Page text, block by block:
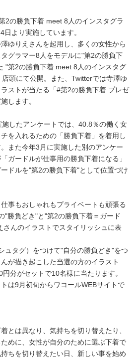
ペーン
2の勝負下着 meet 8人のインスタグラ
より実施しています。
ゆりえさんを起用し、多くの女性から
グラマー8人をモデルに"第2の勝負下
"第2の勝負下着 meet 8人のインスタグ
頭にて公開。また、Twitterでは寺澤ゆ
ストが当たる「#第2の勝負下着 プレゼ
します。
したアンケートでは、40.8％の働く女
を入れるための「勝負下着」を着用し
また今年3月に実施した別のアンケー
ガードルが仕事用の勝負下着になる」
ドルを"第2の勝負下着"として位置づけ
事もおしゃれもプライベートも頑張る
"勝負どき"と"第2の勝負下着＝ガード
さんのイラストでスタイリッシュに表
ュタグ）をつけて"自分の勝負どき"をつ
が描き起こした当選の方のイラスト
分がセットで10名様に当たります。
は9月初旬からワコールWEBサイトで
とは異なり、気持ちを切り替えたり、
めに、女性が自分のために選ぶ下着で
ちを切り替えたい日、新しい事を始め